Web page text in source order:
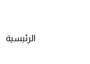
الرئيسية